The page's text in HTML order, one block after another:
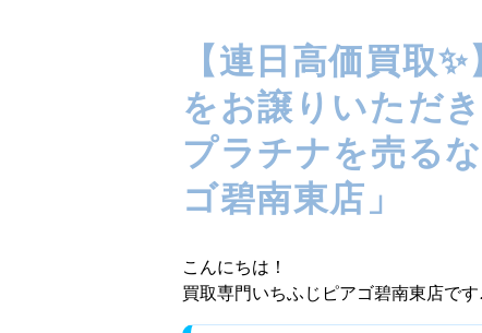
【連日高価買取
をお譲りいただ
プラチナを売る
ゴ碧南東店」
こんにちは！
買取専門いちふじピアゴ碧南東店です